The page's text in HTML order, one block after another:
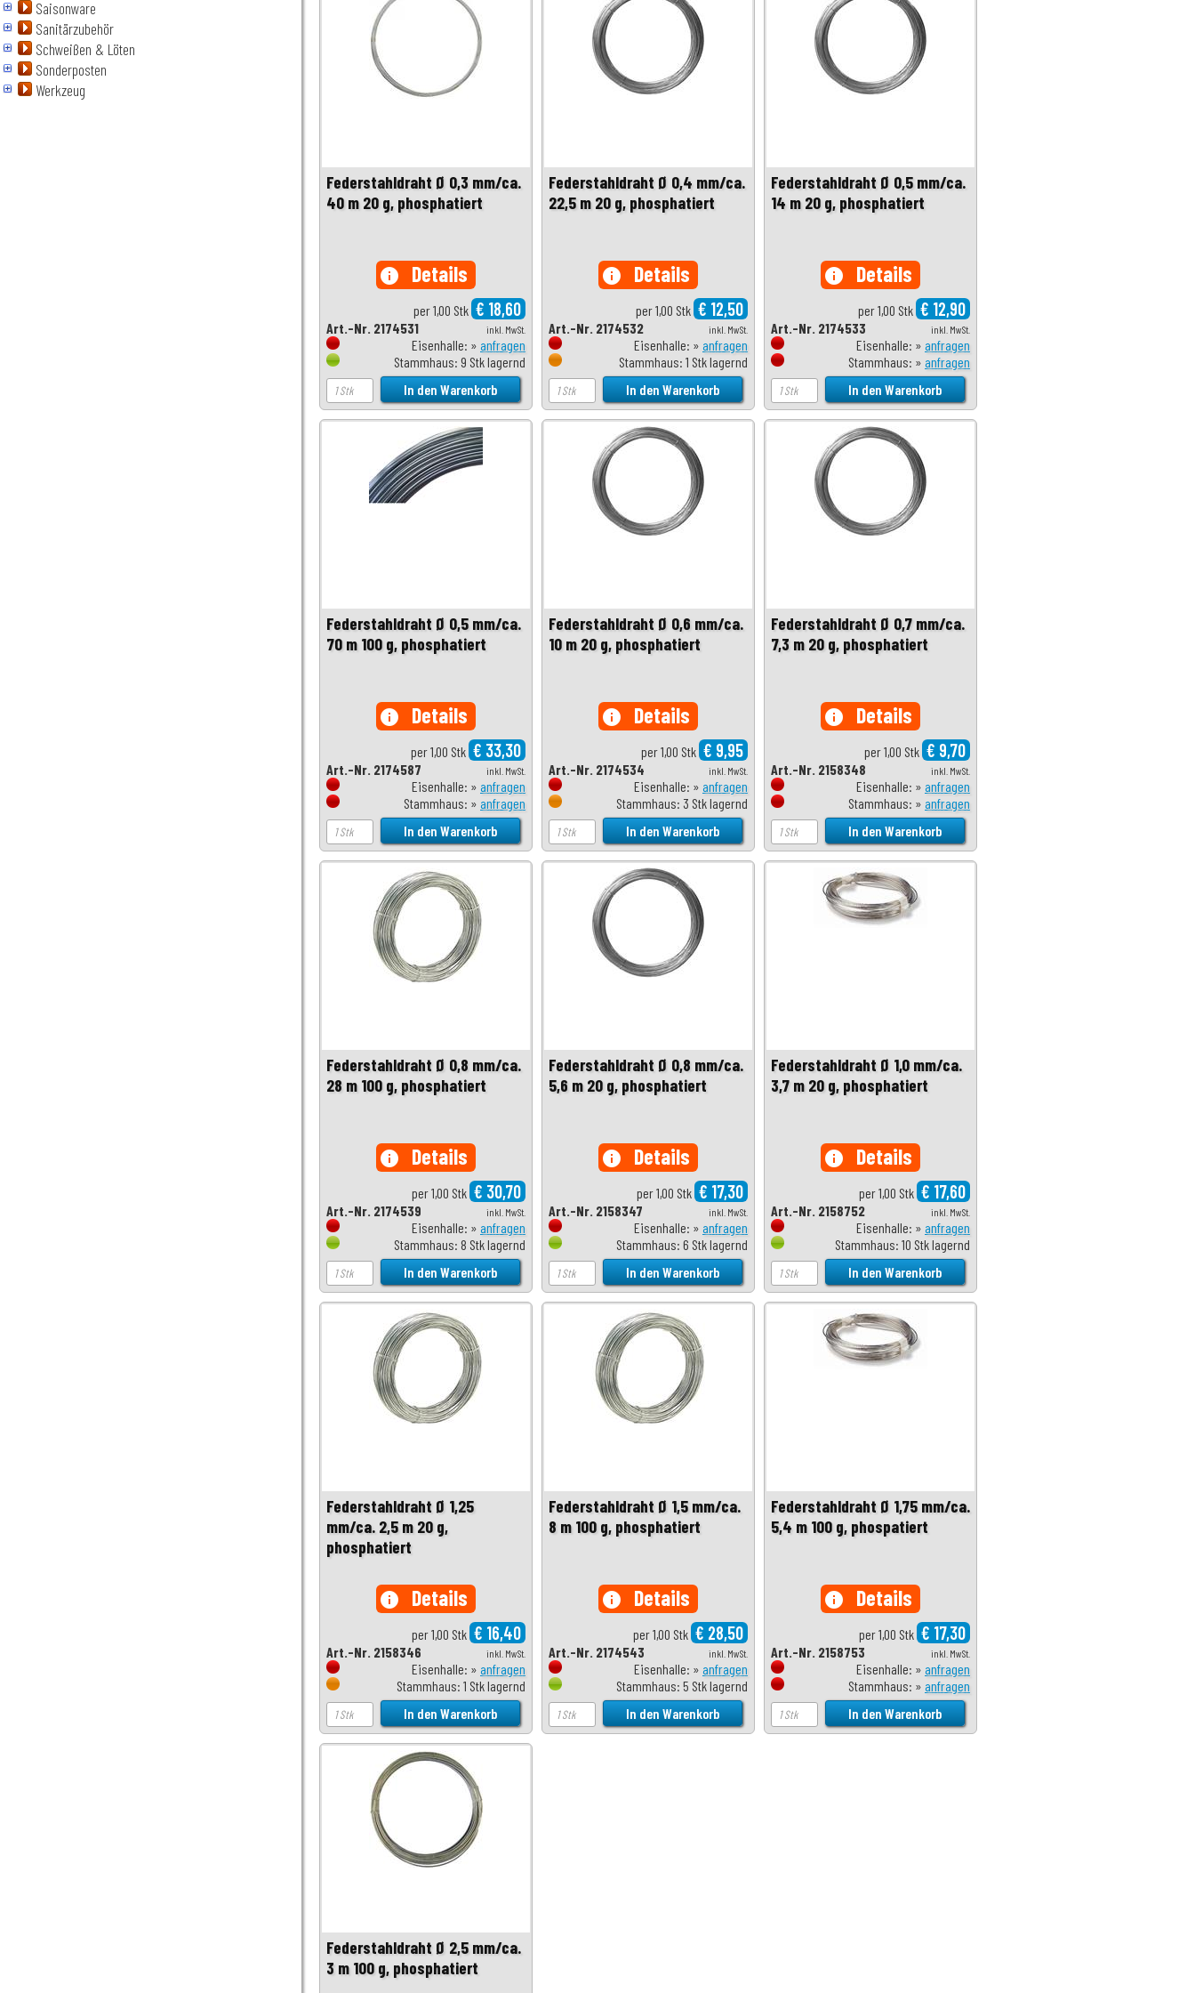
Saisonware
Sanitärzubehör
Schweißen & Löten
Sonderposten
Werkzeug
Federstahldraht Ø 0,3 mm/ca.
40 m 20 g, phosphatiert
info Details
per 1,00 Stk € 18,60
inkl. MwSt.
Art.-Nr. 2174531
Eisenhalle: » anfragen
Stammhaus: 9 Stk lagernd
Federstahldraht Ø 0,4 mm/ca.
22,5 m 20 g, phosphatiert
info Details
per 1,00 Stk € 12,50
inkl. MwSt.
Art.-Nr. 2174532
Eisenhalle: » anfragen
Stammhaus: 1 Stk lagernd
Federstahldraht Ø 0,5 mm/ca.
14 m 20 g, phosphatiert
info Details
per 1,00 Stk € 12,90
inkl. MwSt.
Art.-Nr. 2174533
Eisenhalle: » anfragen
Stammhaus: » anfragen
Federstahldraht Ø 0,5 mm/ca.
70 m 100 g, phosphatiert
info Details
per 1,00 Stk € 33,30
inkl. MwSt.
Art.-Nr. 2174587
Eisenhalle: » anfragen
Stammhaus: » anfragen
Federstahldraht Ø 0,6 mm/ca.
10 m 20 g, phosphatiert
info Details
per 1,00 Stk € 9,95
inkl. MwSt.
Art.-Nr. 2174534
Eisenhalle: » anfragen
Stammhaus: 3 Stk lagernd
Federstahldraht Ø 0,7 mm/ca.
7,3 m 20 g, phosphatiert
info Details
per 1,00 Stk € 9,70
inkl. MwSt.
Art.-Nr. 2158348
Eisenhalle: » anfragen
Stammhaus: » anfragen
Federstahldraht Ø 0,8 mm/ca.
28 m 100 g, phosphatiert
info Details
per 1,00 Stk € 30,70
inkl. MwSt.
Art.-Nr. 2174539
Eisenhalle: » anfragen
Stammhaus: 8 Stk lagernd
Federstahldraht Ø 0,8 mm/ca.
5,6 m 20 g, phosphatiert
info Details
per 1,00 Stk € 17,30
inkl. MwSt.
Art.-Nr. 2158347
Eisenhalle: » anfragen
Stammhaus: 6 Stk lagernd
Federstahldraht Ø 1,0 mm/ca.
3,7 m 20 g, phosphatiert
info Details
per 1,00 Stk € 17,60
inkl. MwSt.
Art.-Nr. 2158752
Eisenhalle: » anfragen
Stammhaus: 10 Stk lagernd
Federstahldraht Ø 1,25
mm/ca. 2,5 m 20 g,
phosphatiert
info Details
per 1,00 Stk € 16,40
inkl. MwSt.
Art.-Nr. 2158346
Eisenhalle: » anfragen
Stammhaus: 1 Stk lagernd
Federstahldraht Ø 1,5 mm/ca.
8 m 100 g, phosphatiert
info Details
per 1,00 Stk € 28,50
inkl. MwSt.
Art.-Nr. 2174543
Eisenhalle: » anfragen
Stammhaus: 5 Stk lagernd
Federstahldraht Ø 1,75 mm/ca.
5,4 m 100 g, phospatiert
info Details
per 1,00 Stk € 17,30
inkl. MwSt.
Art.-Nr. 2158753
Eisenhalle: » anfragen
Stammhaus: » anfragen
Federstahldraht Ø 2,5 mm/ca.
3 m 100 g, phosphatiert